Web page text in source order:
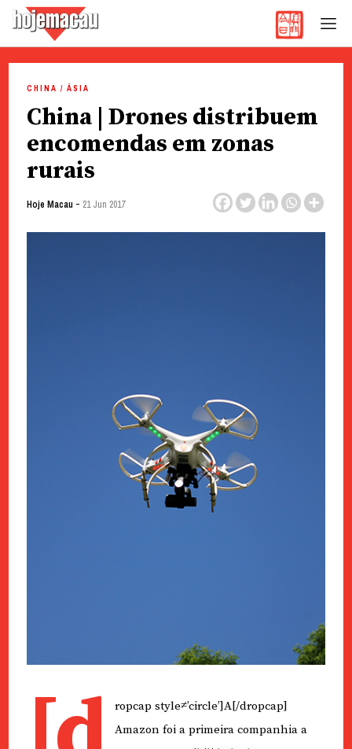
content
CHINA / ÁSIA
China | Drones distribuem
encomendas em zonas
rurais
Hoje Macau - 21 Jun 2017
ropcap style≠’circle’]A[/dropcap]
Amazon foi a primeira companhia a